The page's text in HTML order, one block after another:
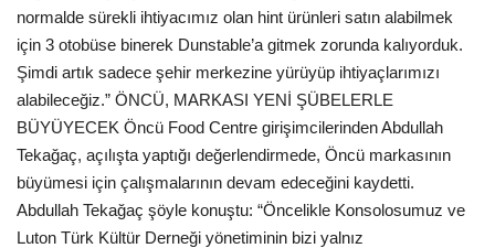
normalde sürekli ihtiyacımız olan hint ürünleri satın alabilmek
için 3 otobüse binerek Dunstable’a gitmek zorunda kalıyorduk.
Şimdi artık sadece şehir merkezine yürüyüp ihtiyaçlarımızı
alabileceğiz.” ÖNCÜ, MARKASI YENİ ŞÜBELERLE
BÜYÜYECEK Öncü Food Centre girişimcilerinden Abdullah
Tekağaç, açılışta yaptığı değerlendirmede, Öncü markasının
büyümesi için çalışmalarının devam edeceğini kaydetti.
Abdullah Tekağaç şöyle konuştu: “Öncelikle Konsolosumuz ve
Luton Türk Kültür Derneği yönetiminin bizi yalnız